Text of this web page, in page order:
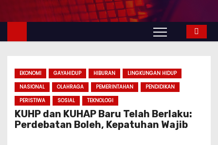
n
EKONOMI GAYAHIDUP HIBURAN
LINGKUNGAN HIDUP
NASIONAL
OLAHRAGA PEMERINTAHAN
PENDIDIKAN
PERISTIWA
SOSIAL TEKNOLOGI
KUHP dan KUHAP Baru Telah Berlaku:
Perdebatan Boleh, Kepatuhan Wajib